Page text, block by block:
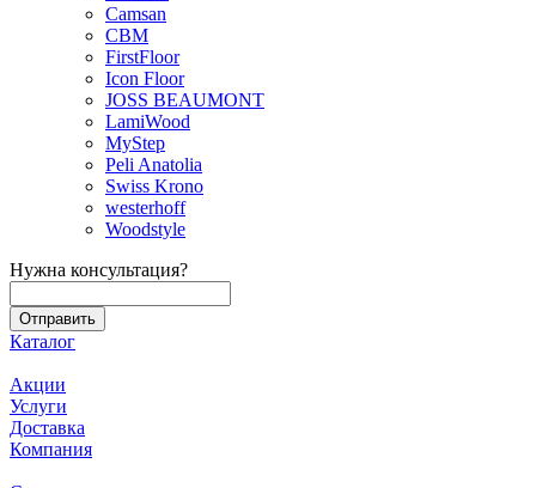
Camsan
CBM
FirstFloor
Icon Floor
JOSS BEAUMONT
LamiWood
MyStep
Peli Anatolia
Swiss Krono
westerhoff
Woodstyle
Нужна консультация?
Каталог
Акции
Услуги
Доставка
Компания